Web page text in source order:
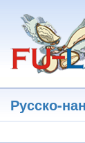
основному
содержанию
Русско-